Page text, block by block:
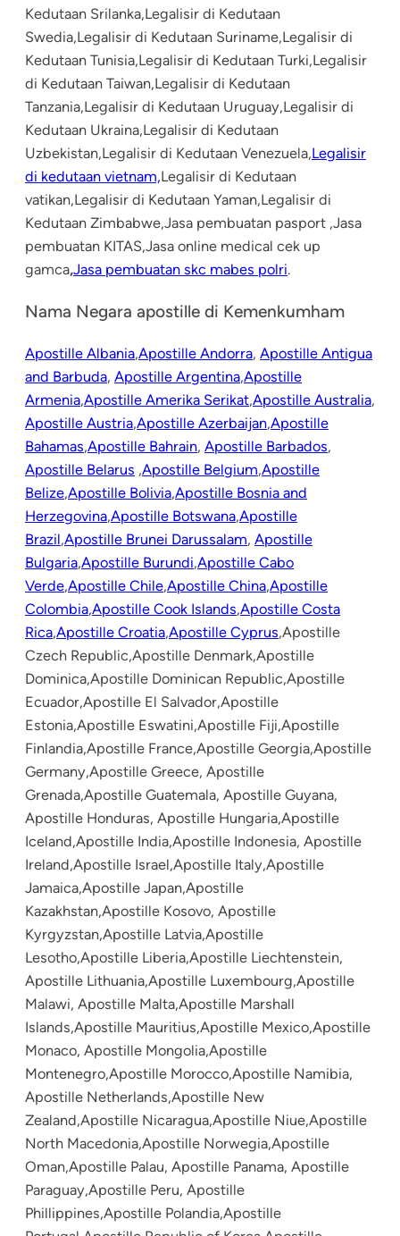
Kedutaan Srilanka,Legalisir di Kedutaan
Swedia,Legalisir di Kedutaan Suriname,Legalisir di
Kedutaan Tunisia,Legalisir di Kedutaan Turki,Legalisir
di Kedutaan Taiwan,Legalisir di Kedutaan
Tanzania,Legalisir di Kedutaan Uruguay,Legalisir di
Kedutaan Ukraina,Legalisir di Kedutaan
Uzbekistan,Legalisir di Kedutaan Venezuela,Legalisir
di kedutaan vietnam,Legalisir di Kedutaan
vatikan,Legalisir di Kedutaan Yaman,Legalisir di
Kedutaan Zimbabwe,Jasa pembuatan pasport ,Jasa
pembuatan KITAS,Jasa online medical cek up
gamca,Jasa pembuatan skc mabes polri.
Nama Negara apostille di Kemenkumham
Apostille Albania,Apostille Andorra, Apostille Antigua
and Barbuda, Apostille Argentina,Apostille
Armenia,Apostille Amerika Serikat,Apostille Australia,
Apostille Austria,Apostille Azerbaijan,Apostille
Bahamas,Apostille Bahrain, Apostille Barbados,
Apostille Belarus ,Apostille Belgium,Apostille
Belize,Apostille Bolivia,Apostille Bosnia and
Herzegovina,Apostille Botswana,Apostille
Brazil,Apostille Brunei Darussalam, Apostille
Bulgaria,Apostille Burundi,Apostille Cabo
Verde,Apostille Chile,Apostille China,Apostille
Colombia,Apostille Cook Islands,Apostille Costa
Rica,Apostille Croatia,Apostille Cyprus,Apostille
Czech Republic,Apostille Denmark,Apostille
Dominica,Apostille Dominican Republic,Apostille
Ecuador,Apostille El Salvador,Apostille
Estonia,Apostille Eswatini,Apostille Fiji,Apostille
Finlandia,Apostille France,Apostille Georgia,Apostille
Germany,Apostille Greece, Apostille
Grenada,Apostille Guatemala, Apostille Guyana,
Apostille Honduras, Apostille Hungaria,Apostille
Iceland,Apostille India,Apostille Indonesia, Apostille
Ireland,Apostille Israel,Apostille Italy,Apostille
Jamaica,Apostille Japan,Apostille
Kazakhstan,Apostille Kosovo, Apostille
Kyrgyzstan,Apostille Latvia,Apostille
Lesotho,Apostille Liberia,Apostille Liechtenstein,
Apostille Lithuania,Apostille Luxembourg,Apostille
Malawi, Apostille Malta,Apostille Marshall
Islands,Apostille Mauritius,Apostille Mexico,Apostille
Monaco, Apostille Mongolia,Apostille
Montenegro,Apostille Morocco,Apostille Namibia,
Apostille Netherlands,Apostille New
Zealand,Apostille Nicaragua,Apostille Niue,Apostille
North Macedonia,Apostille Norwegia,Apostille
Oman,Apostille Palau, Apostille Panama, Apostille
Paraguay,Apostille Peru, Apostille
Phillippines,Apostille Polandia,Apostille